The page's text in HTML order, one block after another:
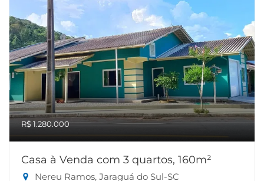
R$ 1.280.000
Casa à Venda com 3 quartos, 160m²
Nereu Ramos, Jaraguá do Sul-SC